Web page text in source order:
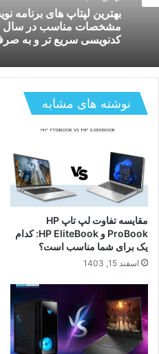
بهمن 25, 1404
بهترین لپتاپ های برنامه
کدنویسی سریع تر و به
دی 14, 1404
ارزان – بهترین لپ تاپ
نوشته های مشابه
مقایسه تفاوت لپ تاپ HP
ProBook و HP EliteBook: کدام
یک برای شما مناسب است؟
اسفند 15, 1403